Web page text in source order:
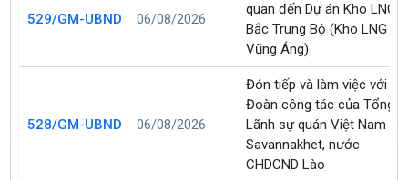
529/GM-UBND 06/08/2026
quan đến Dự án Kho LNG
Bắc Trung Bộ (Kho LNG
Vũng Áng)
528/GM-UBND 06/08/2026
Đón tiếp và làm việc với
Đoàn công tác của Tổng
Lãnh sự quán Việt Nam tại
Savannakhet, nước
CHDCND Lào